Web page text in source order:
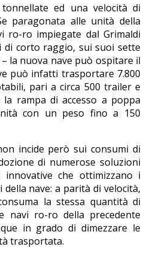
ed una velocità di
paragonata alle unità della
ro-ro impiegate dal Grimaldi
corto raggio, sui suoi sette
la nuova nave può ospitare il
può infatti trasportare 7.800
pari a circa 500 trailer e
rampa di accesso a poppa
con un peso fino a 150
incide però sui consumi di
di numerose soluzioni
innovative che ottimizzano i
nave: a parità di velocità,
la stessa quantità di
navi ro-ro della precedente
in grado di dimezzare le
trasportata.